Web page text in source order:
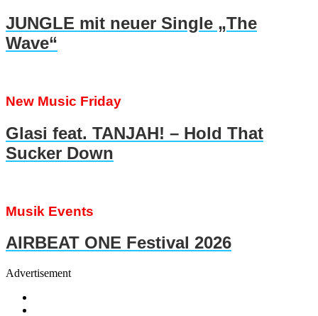
JUNGLE mit neuer Single „The
Wave“
New Music Friday
Glasi feat. TANJAH! – Hold That
Sucker Down
Musik Events
AIRBEAT ONE Festival 2026
Advertisement